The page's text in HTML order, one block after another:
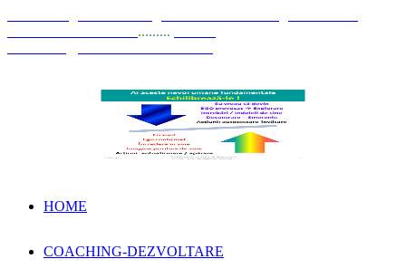
.........
HOME
COACHING-DEZVOLTARE